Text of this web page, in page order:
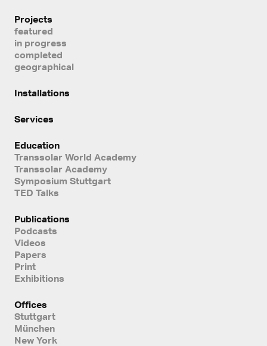
Projects
featured
in progress
completed
geographical
Installations
Services
Education
Transsolar World Academy
Transsolar Academy
Symposium Stuttgart
TED Talks
Publications
Podcasts
Videos
Papers
Print
Exhibitions
Offices
Stuttgart
München
New York